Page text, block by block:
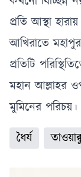
প্রতি আস্থা
আখিরাতে
প্রতিটি
মহান আল্লাহর
মুমিনের পরিচয়।
ধৈর্য